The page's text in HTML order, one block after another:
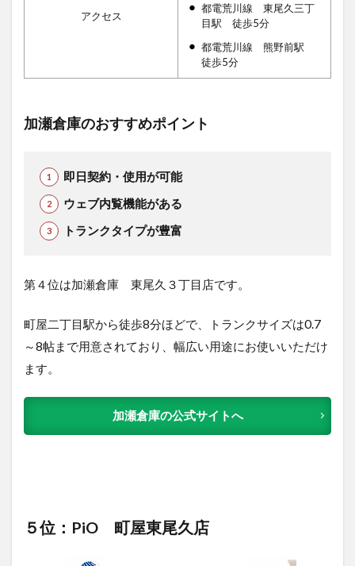
アクセス
都電荒川線 東尾久三丁
目駅 徒歩5分
都電荒川線 熊野前駅
徒歩5分
加瀬倉庫のおすすめポイント
即日契約・使用が可能
ウェブ内覧機能がある
トランクタイプが豊富
第４位は加瀬倉庫 東尾久３丁目店です。
町屋二丁目駅から徒歩8分ほどで、トランクサイズは0.7
～8帖まで用意されており、幅広い用途にお使いいただけ
ます。
加瀬倉庫の公式サイトへ
５位：PiO 町屋東尾久店